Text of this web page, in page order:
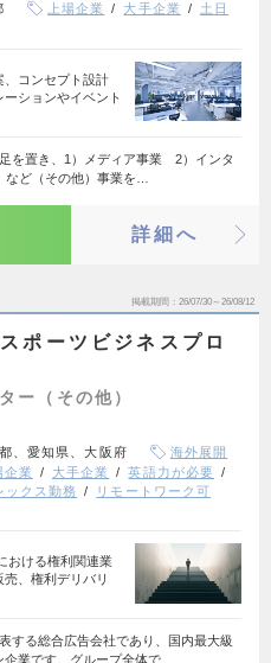
上場企業 大手企業
土日
、コンセプト設計
ーションやイベント
を置き、1）メディア事業 2）インタ
ど（その他）事業を…
詳細へ
掲載期間 26/07/30～26/08/12
ポーツビジネスプロ
ー（その他）
、愛知県、大阪府
海外展開
企業 大手企業
英語力が必要
ックス勤務
リモートワーク可
おける権利関連業
、権利デリバリ
する総合広告会社であり、国内最大級
業です。グループ全体で…